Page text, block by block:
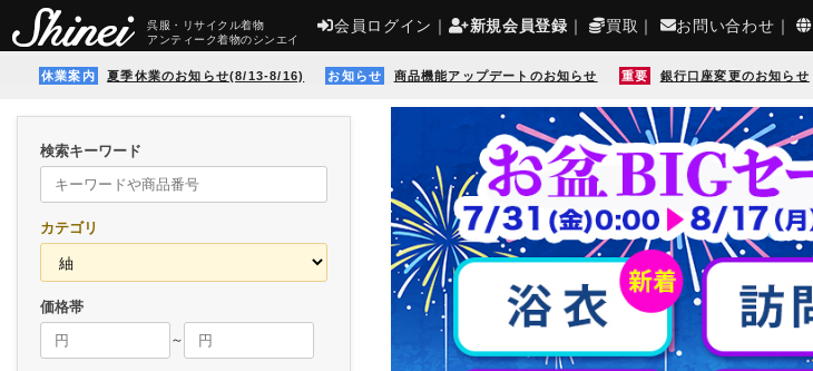
呉服・リサイクル着物
アンティーク着物のシンエイ
会員ログイン ｜ 新規会員登録 ｜ 買取 ｜ お問い合わせ ｜
休業案内 夏季休業のお知らせ(8/13-8/16) お知らせ 商品機能アップデートのお知らせ 重要 銀行口座変更のお知らせ
検索キーワード
カテゴリ
価格帯
～